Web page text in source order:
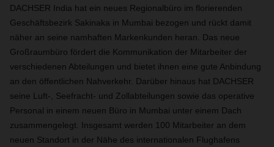
DACHSER India hat ein neues Regionalbüro im florierenden
Geschäftsbezirk Sakinaka in Mumbai bezogen und rückt damit
näher an seine namhaften Markenkunden heran. Das neue
Großraumbüro fördert die Kommunikation der Mitarbeiter der
verschiedenen Abteilungen und bietet ihnen eine gute Anbindung
an den öffentlichen Nahverkehr. Darüber hinaus hat DACHSER
seine Luft-, Seefracht- und Zollabteilungen sowie das operative
Personal in einem neuen Büro in Mumbai unter einem Dach
zusammengelegt. Insgesamt werden 100 Mitarbeiter an dem
neuen Standort in der Nähe des internationalen Flughafens